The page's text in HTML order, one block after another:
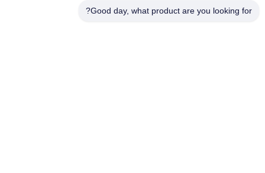
Good day, what product are you looking for?